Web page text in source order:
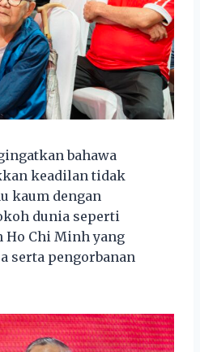
bahawa
keadilan tidak
kaum dengan
dunia seperti
Ho Chi Minh yang
serta pengorbanan